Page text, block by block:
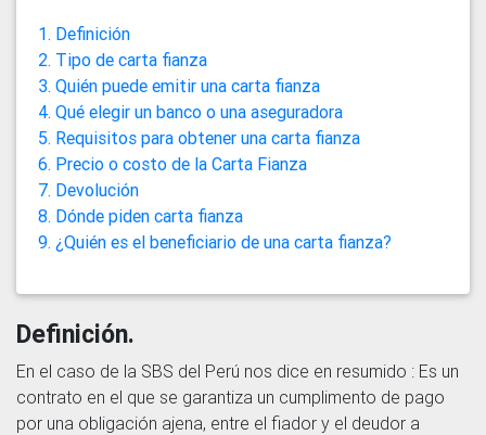
1. Definición
2. Tipo de carta fianza
3. Quién puede emitir una carta fianza
4. Qué elegir un banco o una aseguradora
5. Requisitos para obtener una carta fianza
6. Precio o costo de la Carta Fianza
7. Devolución
8. Dónde piden carta fianza
9. ¿Quién es el beneficiario de una carta fianza?
Definición.
En el caso de la SBS del Perú nos dice en resumido : Es un
contrato en el que se garantiza un cumplimento de pago
por una obligación ajena, entre el fiador y el deudor a